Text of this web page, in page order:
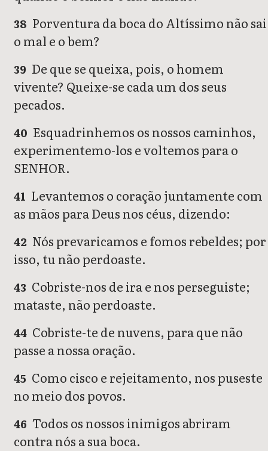
38 Porventura da boca do Altíssimo não sai
o mal e o bem?
39 De que se queixa, pois, o homem
vivente? Queixe-se cada um dos seus
pecados.
40 Esquadrinhemos os nossos caminhos,
experimentemo-los e voltemos para o
SENHOR.
41 Levantemos o coração juntamente com
as mãos para Deus nos céus, dizendo:
42 Nós prevaricamos e fomos rebeldes; por
isso, tu não perdoaste.
43 Cobriste-nos de ira e nos perseguiste;
mataste, não perdoaste.
44 Cobriste-te de nuvens, para que não
passe a nossa oração.
45 Como cisco e rejeitamento, nos puseste
no meio dos povos.
46 Todos os nossos inimigos abriram
contra nós a sua boca.